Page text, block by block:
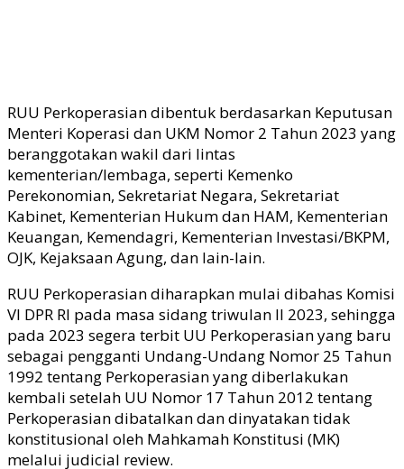
RUU Perkoperasian dibentuk berdasarkan Keputusan
Menteri Koperasi dan UKM Nomor 2 Tahun 2023 yang
beranggotakan wakil dari lintas
kementerian/lembaga, seperti Kemenko
Perekonomian, Sekretariat Negara, Sekretariat
Kabinet, Kementerian Hukum dan HAM, Kementerian
Keuangan, Kemendagri, Kementerian Investasi/BKPM,
OJK, Kejaksaan Agung, dan lain-lain.
RUU Perkoperasian diharapkan mulai dibahas Komisi
VI DPR RI pada masa sidang triwulan II 2023, sehingga
pada 2023 segera terbit UU Perkoperasian yang baru
sebagai pengganti Undang-Undang Nomor 25 Tahun
1992 tentang Perkoperasian yang diberlakukan
kembali setelah UU Nomor 17 Tahun 2012 tentang
Perkoperasian dibatalkan dan dinyatakan tidak
konstitusional oleh Mahkamah Konstitusi (MK)
melalui judicial review.